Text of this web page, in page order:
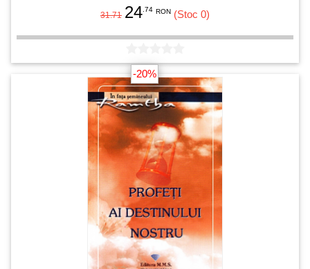
31.71 24.74 RON (Stoc 0)
-20%